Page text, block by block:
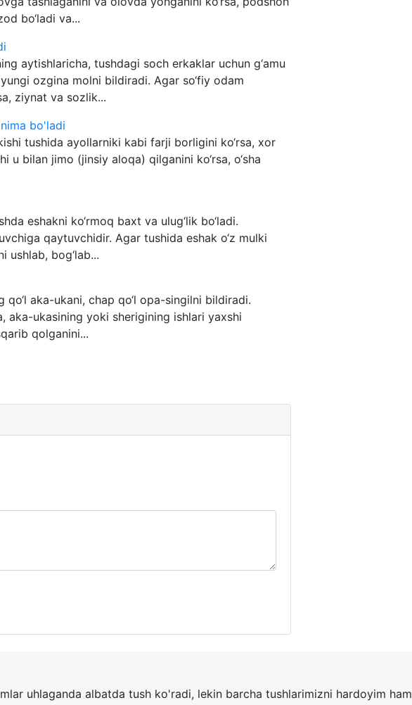
bo‘ladi va...
aytishlaricha, tushdagi soch erkaklar uchun g‘amu
ozgina molni bildiradi. Agar so‘fiy odam
ziynat va sozlik...
bo'ladi
tushida ayollarniki kabi farji borligini ko‘rsa, xor
u bilan jimo (jinsiy aloqa) qilganini ko‘rsa, o‘sha
eshakni ko‘rmoq baxt va ulug‘lik bo‘ladi.
qaytuvchidir. Agar tushida eshak o‘z mulki
ushlab, bog‘lab...
qo‘l aka-ukani, chap qo‘l opa-singilni bildiradi.
aka-ukasining yoki sherigining ishlari yaxshi
qolganini...
uhlaganda albatda tush ko'radi, lekin barcha tushlarimizni hardoyim ham